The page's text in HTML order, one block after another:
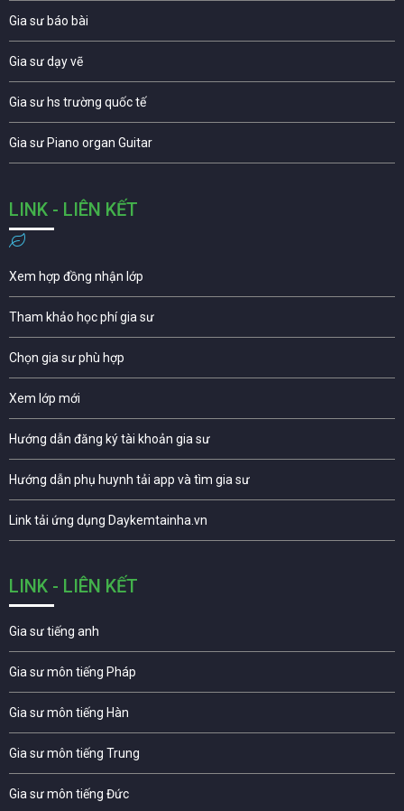
Gia sư báo bài
Gia sư dạy vẽ
Gia sư hs trường quốc tế
Gia sư Piano organ Guitar
LINK - LIÊN KẾT
Xem hợp đồng nhận lớp
Tham khảo học phí gia sư
Chọn gia sư phù hợp
Xem lớp mới
Hướng dẫn đăng ký tài khoản gia sư
Hướng dẫn phụ huynh tải app và tìm gia sư
Link tải ứng dụng Daykemtainha.vn
LINK - LIÊN KẾT
Gia sư tiếng anh
Gia sư môn tiếng Pháp
Gia sư môn tiếng Hàn
Gia sư môn tiếng Trung
Gia sư môn tiếng Đức